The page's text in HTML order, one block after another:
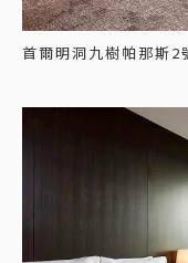
首爾明洞九樹帕那斯